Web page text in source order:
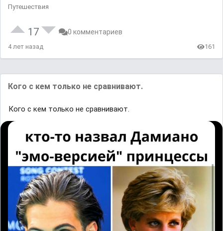
Путешествия
17 0 комментариев
4 лет назад 161
Кого с кем только не сравнивают.
Кого с кем только не сравнивают.